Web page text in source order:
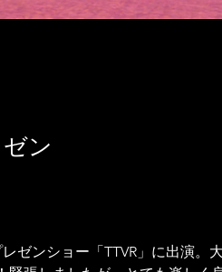
ン
ゼンショー「TTVR」に出演。